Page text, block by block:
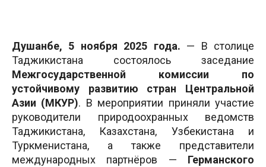
Душанбе, 5 ноября 2025 года. — В столице
Таджикистана состоялось заседание
Межгосударственной комиссии по
устойчивому развитию стран Центральной
Азии (МКУР). В мероприятии приняли участие
руководители природоохранных ведомств
Таджикистана, Казахстана, Узбекистана и
Туркменистана, а также представители
международных партнёров — Германского